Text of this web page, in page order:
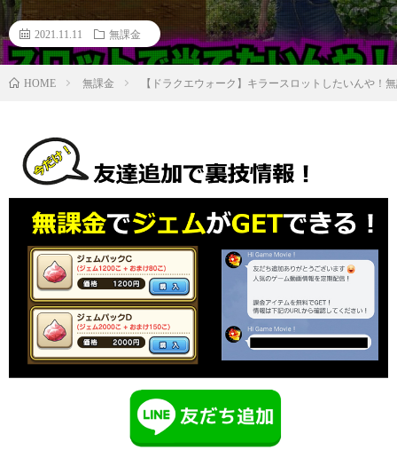
2021.11.11 無課金
HOME 無課金 【ドラクエウォーク】キラースロットしたいんや！